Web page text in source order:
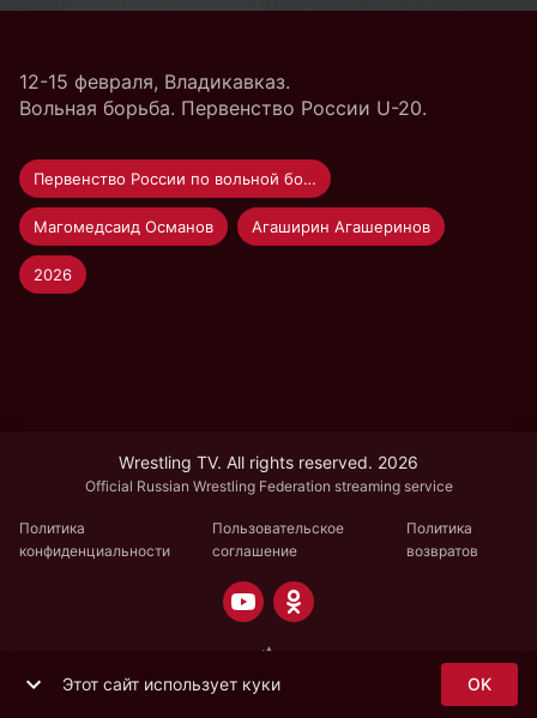
12-15 февраля, Владикавказ.
Вольная борьба. Первенство России U-20.
Первенство России по вольной борьбе U-20
Магомедсаид Османов Агаширин Агашеринов
2026
Wrestling TV. All rights reserved. 2026
Official Russian Wrestling Federation streaming service
Политика
конфиденциальности
Пользовательское
соглашение
Политика
возвратов
Этот сайт использует куки OK